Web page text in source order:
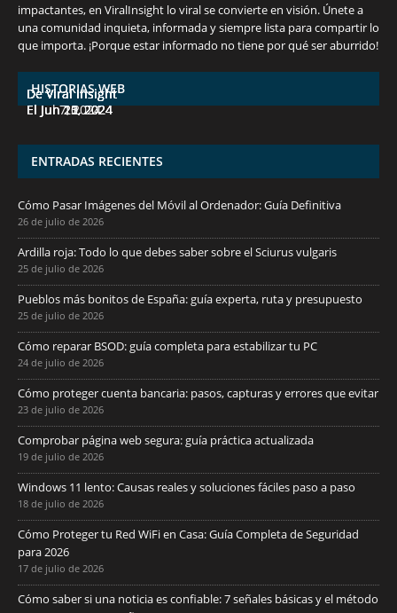
impactantes, en ViralInsight lo viral se convierte en visión. Únete a
una comunidad inquieta, informada y siempre lista para compartir lo
que importa. ¡Porque estar informado no tiene por qué ser aburrido!
HISTORIAS WEB
7 frutas ricas en calcio para mantener la
De Viral Insight
El Jul 7, 2024
España en julio: Playas de ensueño,
De Viral Insight
El Jun 23, 2024
Funciones ocultas del iPhone que no
De Viral Insight
El Jun 20, 2024
Descubre las 10 criptomonedas con mayor
De Viral Insight
El Jun 15, 2024
¡Derrota el calor, no tus objetivos de
De Viral Insight
El Jun 11, 2024
ENTRADAS RECIENTES
Cómo Pasar Imágenes del Móvil al Ordenador: Guía Definitiva
26 de julio de 2026
Ardilla roja: Todo lo que debes saber sobre el Sciurus vulgaris
25 de julio de 2026
Pueblos más bonitos de España: guía experta, ruta y presupuesto
25 de julio de 2026
Cómo reparar BSOD: guía completa para estabilizar tu PC
24 de julio de 2026
Cómo proteger cuenta bancaria: pasos, capturas y errores que evitar
23 de julio de 2026
Comprobar página web segura: guía práctica actualizada
19 de julio de 2026
Windows 11 lento: Causas reales y soluciones fáciles paso a paso
18 de julio de 2026
Cómo Proteger tu Red WiFi en Casa: Guía Completa de Seguridad
para 2026
17 de julio de 2026
Cómo saber si una noticia es confiable: 7 señales básicas y el método